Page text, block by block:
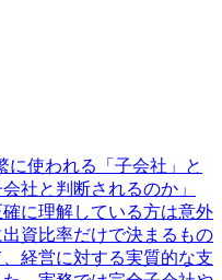
使われる「子会社」と
社と判断されるのか」
に理解している方は意外
資比率だけで決まるもの
経営に対する実質的な支